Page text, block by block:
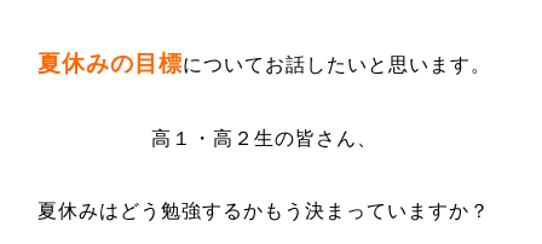
夏休みの目標についてお話したいと思います。
高１・高２生の皆さん、
夏休みはどう勉強するかもう決まっていますか？